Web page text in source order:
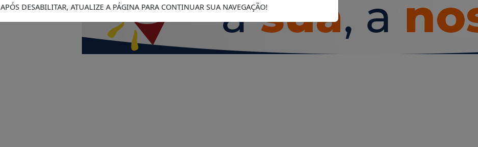
APÓS DESABILITAR, ATUALIZE A PÁGINA PARA CONTINUAR SUA NAVEGAÇÃO!